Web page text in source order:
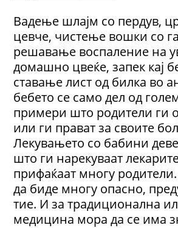
Вадење шлајм со пердув,
цевче, чистење вошки со
решавање воспаление на
домашно цвеќе, запек кај
ставање лист од билка во
бебето се само дел од
примери што родители ги
или ги прават за своите
Лекувањето со бабини
што ги нарекуваат
прифаќаат многу
да биде многу опасно,
тие. И за традиционална
медицина мора да се има